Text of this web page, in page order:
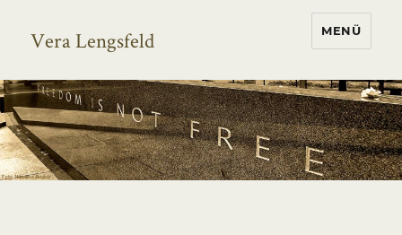
Vera Lengsfeld MENÜ